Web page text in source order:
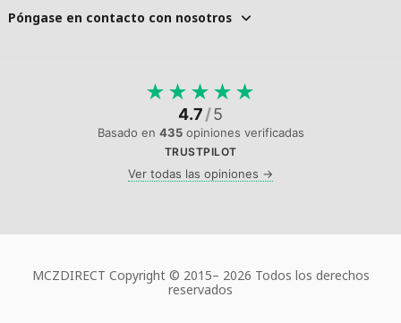
Póngase en contacto con nosotros
★ ★ ★ ★ ★
4.7/5
Basado en 435opiniones verificadas
TRUSTPILOT
Ver todas las opiniones →
MCZDIRECT Copyright © 2015– 2026 Todos los derechos
reservados